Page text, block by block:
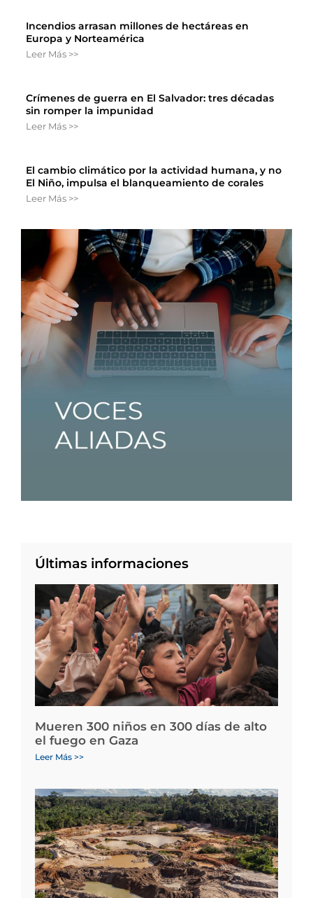
Incendios arrasan millones de hectáreas en
Europa y Norteamérica
Leer Más >>
Crímenes de guerra en El Salvador: tres décadas
sin romper la impunidad
Leer Más >>
El cambio climático por la actividad humana, y no
El Niño, impulsa el blanqueamiento de corales
Leer Más >>
Últimas informaciones
Mueren 300 niños en 300 días de alto
el fuego en Gaza
Leer Más >>